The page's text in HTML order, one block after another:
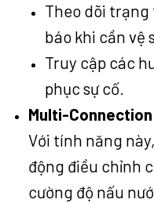
Theo dõi
báo khi cần vệ
Truy cập các
phục sự cố.
Multi-
Với tính năng
động điều chỉnh
cường độ nấu